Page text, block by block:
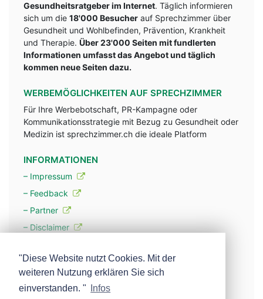
Gesundheitsratgeber im Internet. Täglich informieren
sich um die 18'000 Besucher auf Sprechzimmer über
Gesundheit und Wohlbefinden, Prävention, Krankheit
und Therapie. Über 23'000 Seiten mit fundlerten
Informationen umfasst das Angebot und täglich
kommen neue Seiten dazu.
WERBEMÖGLICHKEITEN AUF SPRECHZIMMER
Für Ihre Werbebotschaft, PR-Kampagne oder
Kommunikationsstrategie mit Bezug zu Gesundheit oder
Medizin ist sprechzimmer.ch die ideale Platform
INFORMATIONEN
– Impressum
– Feedback
– Partner
– Disclaimer
– Werbung
– Mehr über unsere Experten
"Diese Website nutzt Cookies. Mit der
weiteren Nutzung erklären Sie sich
einverstanden. "
Infos